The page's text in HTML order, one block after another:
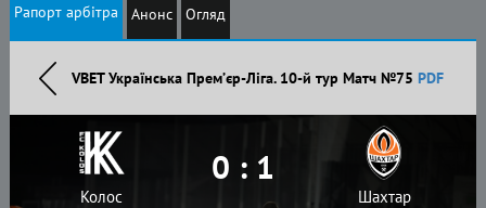
Рапорт арбітра Анонс Огляд
VBET Українська Премʼєр-Ліга. 10-й тур Матч №75 PDF
Колос
0 : 1
Шахтар